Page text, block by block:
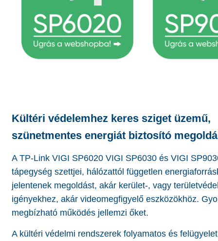
Kültéri védelemhez keres sziget üzemű,
szünetmentes energiát biztosító
A TP-Link VIGI SP6020 VIGI SP6030 és VIGI
tápegység szettjei, hálózattól független
jelentenek megoldást, akár kerület-, vagy
igényekhez, akár videomegfigyelő eszközökhöz.
megbízható működés jellemzi őket.
A kültéri védelmi rendszerek folyamatos és